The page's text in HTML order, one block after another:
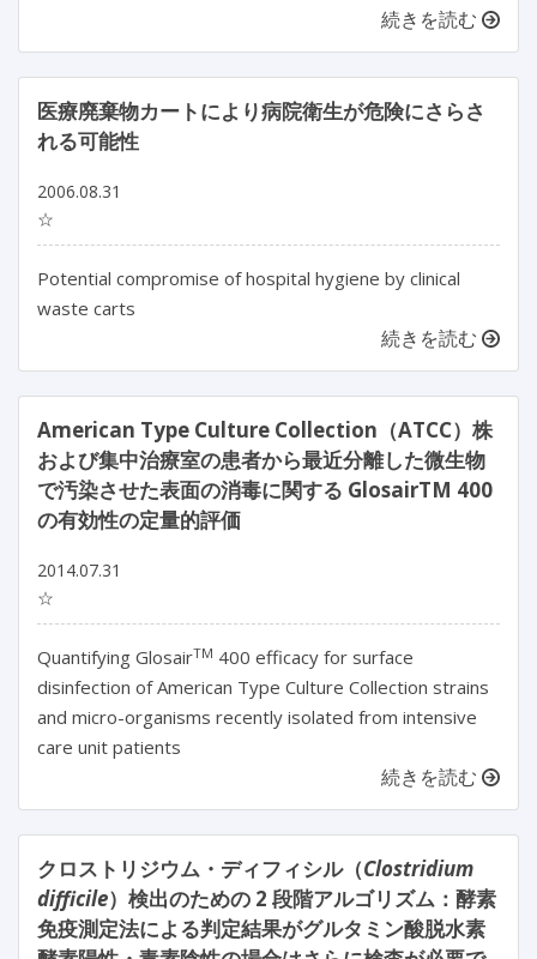
続きを読む
医療廃棄物カートにより病院衛生が危険にさらさ
れる可能性
2006.08.31
☆
Potential compromise of hospital hygiene by clinical
waste carts
続きを読む
American Type Culture Collection（ATCC）株
および集中治療室の患者から最近分離した微生物
で汚染させた表面の消毒に関する GlosairTM 400
の有効性の定量的評価
2014.07.31
☆
Quantifying GlosairTM 400 efficacy for surface
disinfection of American Type Culture Collection strains
and micro-organisms recently isolated from intensive
care unit patients
続きを読む
クロストリジウム・ディフィシル（Clostridium
difficile）検出のための 2 段階アルゴリズム：酵素
免疫測定法による判定結果がグルタミン酸脱水素